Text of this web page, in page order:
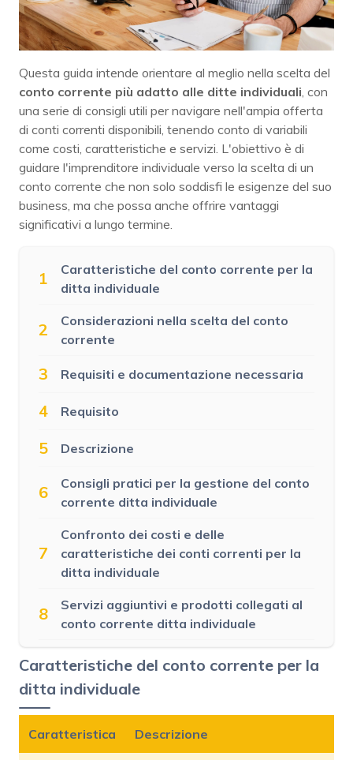
Questa guida intende orientare al meglio nella scelta del
conto corrente più adatto alle ditte individuali , con
una serie di consigli utili per navigare nell'ampia offerta
di conti correnti disponibili, tenendo conto di variabili
come costi, caratteristiche e servizi. L'obiettivo è di
guidare l'imprenditore individuale verso la scelta di un
conto corrente che non solo soddisfi le esigenze del suo
business, ma che possa anche offrire vantaggi
significativi a lungo termine.
1
Caratteristiche del conto corrente per la
ditta individuale
2
Considerazioni nella scelta del conto
corrente
3 Requisiti e documentazione necessaria
4 Requisito
5 Descrizione
6
Consigli pratici per la gestione del conto
corrente ditta individuale
7
Confronto dei costi e delle
caratteristiche dei conti correnti per la
ditta individuale
8
Servizi aggiuntivi e prodotti collegati al
conto corrente ditta individuale
Caratteristiche del conto corrente per la
ditta individuale
Caratteristica Descrizione